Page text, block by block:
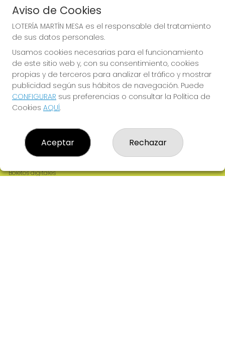
Imagen anterior
LOTERÍA MARTÍN MESA
Resultados
Contacto
Empresas
Boletos digitales
Aviso de Cookies
LOTERÍA MARTÍN MESA es el responsable del tratamiento
de sus datos personales.
Usamos cookies necesarias para el funcionamiento
de este sitio web y, con su consentimiento, cookies
propias y de terceros para analizar el tráfico y mostrar
publicidad según sus hábitos de navegación. Puede
CONFIGURAR sus preferencias o consultar la Política de
Cookies AQUÍ.
Aceptar Rechazar